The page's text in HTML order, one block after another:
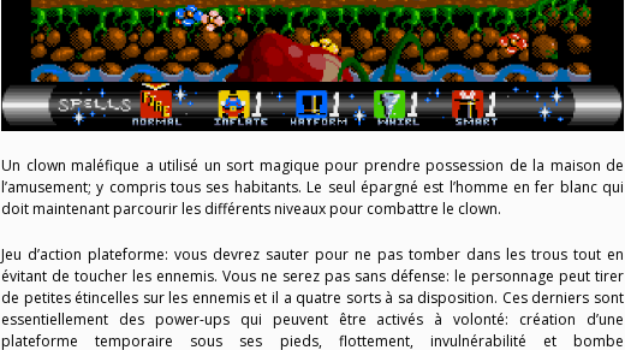
Un clown maléfique a utilisé un sort magique pour prendre possession de la maison de
l’amusement; y compris tous ses habitants. Le seul épargné est l’homme en fer blanc qui
doit maintenant parcourir les différents niveaux pour combattre le clown.
Jeu d’action plateforme: vous devrez sauter pour ne pas tomber dans les trous tout en
évitant de toucher les ennemis. Vous ne serez pas sans défense: le personnage peut tirer
de petites étincelles sur les ennemis et il a quatre sorts à sa disposition. Ces derniers sont
essentiellement des power-ups qui peuvent être activés à volonté: création d’une
plateforme temporaire sous ses pieds, flottement, invulnérabilité et bombe